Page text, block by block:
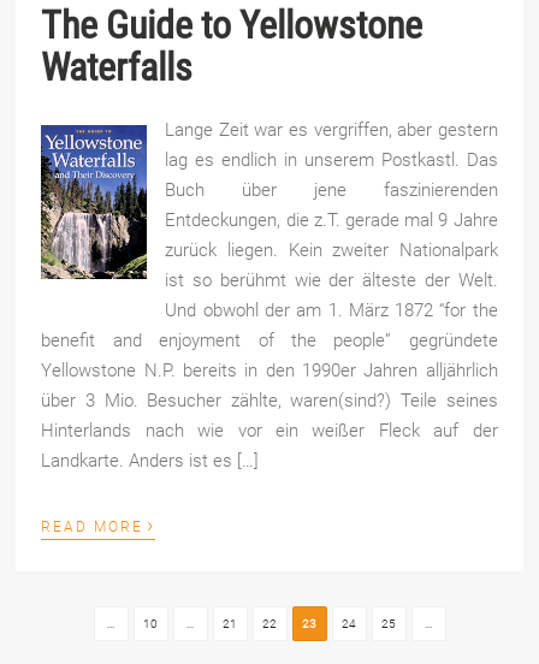
The Guide to Yellowstone
Waterfalls
Lange Zeit war es vergriffen, aber gestern
lag es endlich in unserem Postkastl. Das
Buch über jene faszinierenden
Entdeckungen, die z.T. gerade mal 9 Jahre
zurück liegen. Kein zweiter Nationalpark
ist so berühmt wie der älteste der Welt.
Und obwohl der am 1. März 1872 “for the
benefit and enjoyment of the people” gegründete
Yellowstone N.P. bereits in den 1990er Jahren alljährlich
über 3 Mio. Besucher zählte, waren(sind?) Teile seines
Hinterlands nach wie vor ein weißer Fleck auf der
Landkarte. Anders ist es […]
READ MORE ›
10 21 22 23 24 25